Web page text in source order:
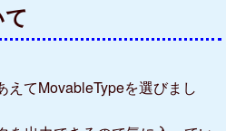
えてMovableTypeを選びまし